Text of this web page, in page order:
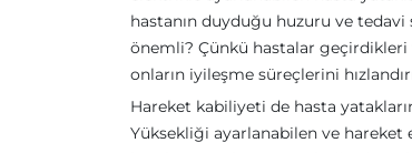
hastanın duyduğu huzuru ve
önemli? Çünkü hastalar
onların iyileşme süreçlerini
Hareket kabiliyeti de hasta
Yüksekliği ayarlanabilen ve hareket